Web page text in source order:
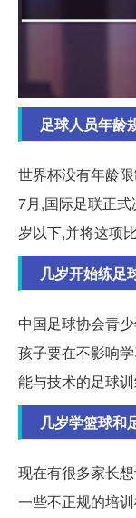
足球人员年龄
世界杯没有年龄
7月,国际足联正
岁以下,并将这项
几岁开始练足
中国足球协会青
孩子要在不影响
能与技术的足球
几岁学篮球和
现在有很多家长
一些不正规的培